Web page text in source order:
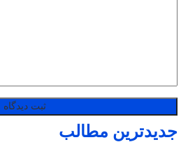
جدیدترین مطالب